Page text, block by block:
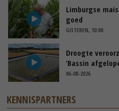
Limburgse
goed
GISTEREN, 10:00
Droogte
‘Bassin
06-08-2026
KENNISPARTNERS